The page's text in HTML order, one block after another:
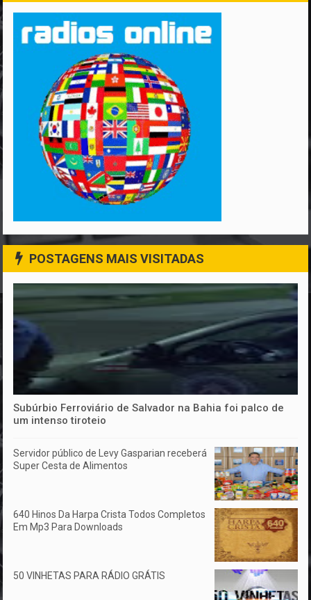
POSTAGENS MAIS VISITADAS
Subúrbio Ferroviário de Salvador na Bahia foi palco de
um intenso tiroteio
Servidor público de Levy Gasparian receberá
Super Cesta de Alimentos
640 Hinos Da Harpa Crista Todos Completos
Em Mp3 Para Downloads
50 VINHETAS PARA RÁDIO GRÁTIS